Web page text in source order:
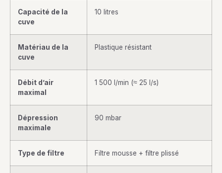
Capacité de la
cuve
10 litres
Matériau de la
cuve
Plastique résistant
Débit d’air
maximal
1 500 l/min (≈ 25 l/s)
Dépression
maximale
90 mbar
Type de filtre Filtre mousse + filtre plissé